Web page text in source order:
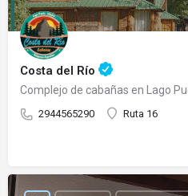
Costa del Río
2944565290 Ruta 16